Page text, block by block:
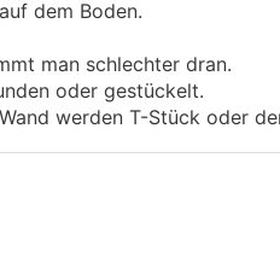
dem Boden.
man schlechter dran.
oder gestückelt.
werden T-Stück oder